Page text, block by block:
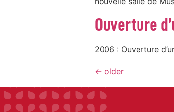
Ouverture
2006 : Ouverture
← older